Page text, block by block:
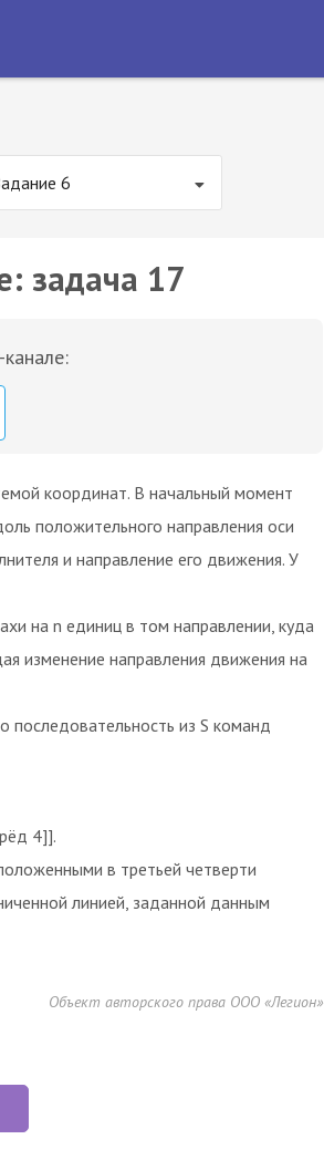
6
задача 17
координат. В начальный момент
положительного направления оси
и направление его движения. У
на n единиц в том направлении, куда
изменение направления движения на
из S команд
4]].
в третьей четверти
линией, заданной данным
Объект авторского права ООО «Легион»